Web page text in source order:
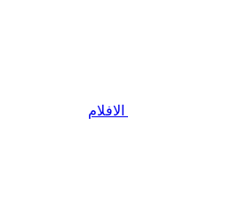
الافلام